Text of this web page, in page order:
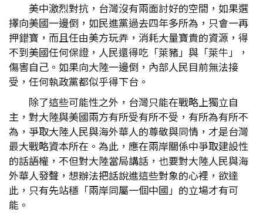
美中激烈對抗，台灣沒有兩面討好的空間，如果選
擇向美國一邊倒，如民進黨過去四年多所為，只會一再
押錯寶，而且任由美方玩弄，消耗大量寶貴的資源，得
不到美國任何保證，人民還得吃「萊豬」與「萊牛」，
傷害自己。如果向大陸一邊倒，內部人民目前無法接
受，任何執政黨都似乎得下台。
除了這些可能性之外，台灣只能在戰略上獨立自
主，對大陸與美國兩方有所受有所不受，有所為有所不
為，爭取大陸人民與海外華人的尊敬與同情，才是台灣
最大戰略資本所在。為此，應在兩岸關係中爭取建設性
的話語權，不但對大陸當局講話，也要對大陸人民與海
外華人發聲，想辦法把話說進這些對象的心裡，欲達
此，只有先站穩「兩岸同屬一個中國」的立場才有可
能。